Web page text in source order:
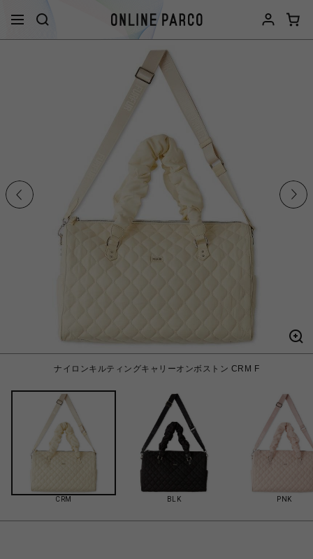
ナイロンキルティングキャリーオンボストン CRM F
CRM BLK PNK